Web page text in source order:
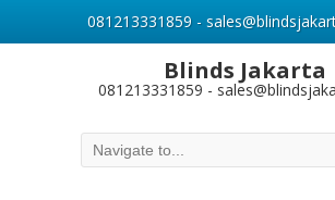
Blinds Jakarta
081213331859 -
081213331859 -